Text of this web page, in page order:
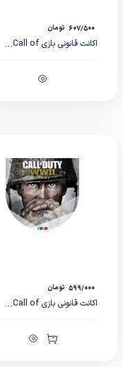
۶۰۷/۵۰۰ تومان
اکانت قانونی بازی Call of...
۵۹۹/۰۰۰ تومان
اکانت قانونی بازی Call of...